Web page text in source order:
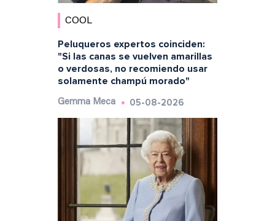
COOL
Peluqueros expertos coinciden:
"Si las canas se vuelven amarillas
o verdosas, no recomiendo usar
solamente champú morado"
Gemma Meca 05-08-2026